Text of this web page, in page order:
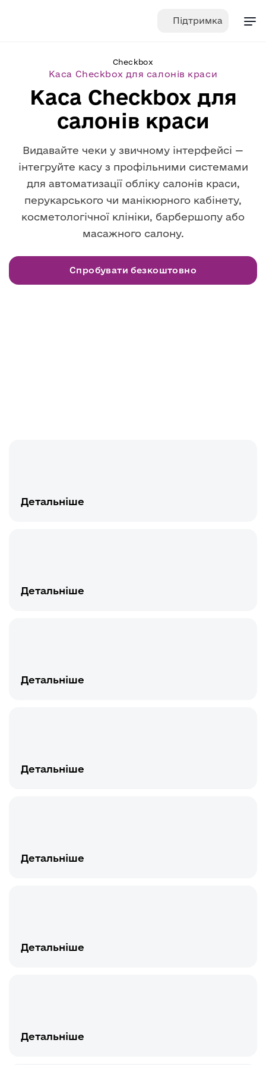
Підтримка
Checkbox
Каса Checkbox для салонів краси
Каса Checkbox для
салонів краси
Видавайте чеки у звичному інтерфейсі —
інтегруйте касу з профільними системами
для автоматизації обліку салонів краси,
перукарського чи манікюрного кабінету,
косметологічної клініки, барбершопу або
масажного салону.
Спробувати безкоштовно
Детальніше
Детальніше
Детальніше
Детальніше
Детальніше
Детальніше
Детальніше